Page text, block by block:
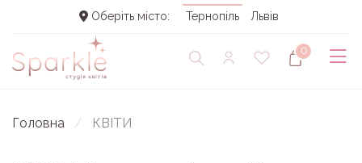
Оберіть місто: Тернопіль Львів
0
Головна КВІТИ